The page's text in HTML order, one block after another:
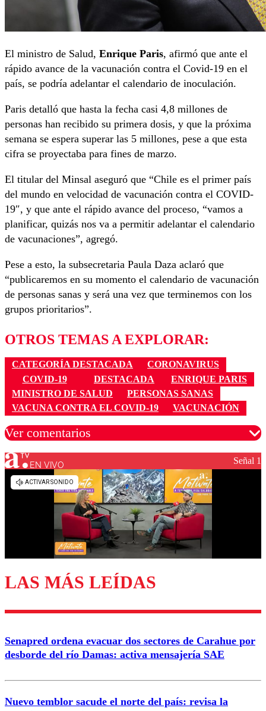
El ministro de Salud, Enrique Paris, afirmó que ante el
rápido avance de la vacunación contra el Covid-19 en el
país, se podría adelantar el calendario de inoculación.
Paris detalló que hasta la fecha casi 4,8 millones de
personas han recibido su primera dosis, y que la próxima
semana se espera superar las 5 millones, pese a que esta
cifra se proyectaba para fines de marzo.
El titular del Minsal aseguró que “Chile es el primer país
del mundo en velocidad de vacunación contra el COVID-
19″, y que ante el rápido avance del proceso, “vamos a
planificar, quizás nos va a permitir adelantar el calendario
de vacunaciones”, agregó.
Pese a esto, la subsecretaria Paula Daza aclaró que
“publicaremos en su momento el calendario de vacunación
de personas sanas y será una vez que terminemos con los
grupos prioritarios”.
OTROS TEMAS A EXPLORAR:
CATEGORÍA DESTACADA
CORONAVIRUS
COVID-19
DESTACADA
ENRIQUE PARIS
MINISTRO DE SALUD
PERSONAS SANAS
VACUNA CONTRA EL COVID-19
VACUNACIÓN
Ver comentarios
Los comentarios son moderados para garantizar un
diálogo respetuoso.
Enviar comentario
EN VIVO Señal 1
LAS MÁS LEÍDAS
Senapred ordena evacuar dos sectores de Carahue por
desborde del río Damas: activa mensajería SAE
Nuevo temblor sacude el norte del país: revisa la